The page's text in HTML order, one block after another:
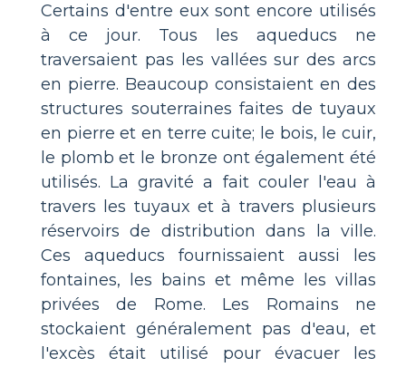
Certains d'entre eux sont encore utilisés
à ce jour. Tous les aqueducs ne
traversaient pas les vallées sur des arcs
en pierre. Beaucoup consistaient en des
structures souterraines faites de tuyaux
en pierre et en terre cuite; le bois, le cuir,
le plomb et le bronze ont également été
utilisés. La gravité a fait couler l'eau à
travers les tuyaux et à travers plusieurs
réservoirs de distribution dans la ville.
Ces aqueducs fournissaient aussi les
fontaines, les bains et même les villas
privées de Rome. Les Romains ne
stockaient généralement pas d'eau, et
l'excès était utilisé pour évacuer les